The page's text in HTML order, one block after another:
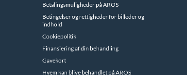
Betalingsmuligheder på AROS
Betingelser og rettigheder for billeder og
indhold
Cookiepolitik
Finansiering af din behandling
Gavekort
Hvem kan blive behandlet på AROS